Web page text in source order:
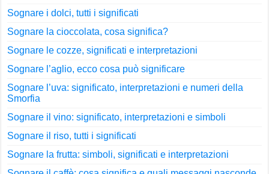
Sognare i dolci, tutti i significati
Sognare la cioccolata, cosa significa?
Sognare le cozze, significati e interpretazioni
Sognare l’aglio, ecco cosa può significare
Sognare l’uva: significato, interpretazioni e numeri della
Smorfia
Sognare il vino: significato, interpretazioni e simboli
Sognare il riso, tutti i significati
Sognare la frutta: simboli, significati e interpretazioni